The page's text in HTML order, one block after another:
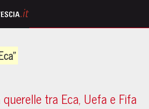
tra Eca, Uefa e Fifa